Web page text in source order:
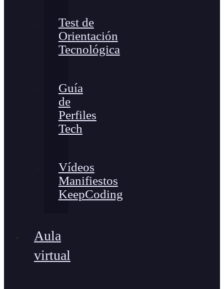
Test de
Orientación
Tecnológica
Guía
de
Perfiles
Tech
Vídeos
Manifiestos
KeepCoding
Aula
virtual